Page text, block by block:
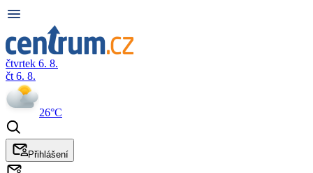
čtvrtek 6. 8.
čt 6. 8.
26°C
Přihlášení